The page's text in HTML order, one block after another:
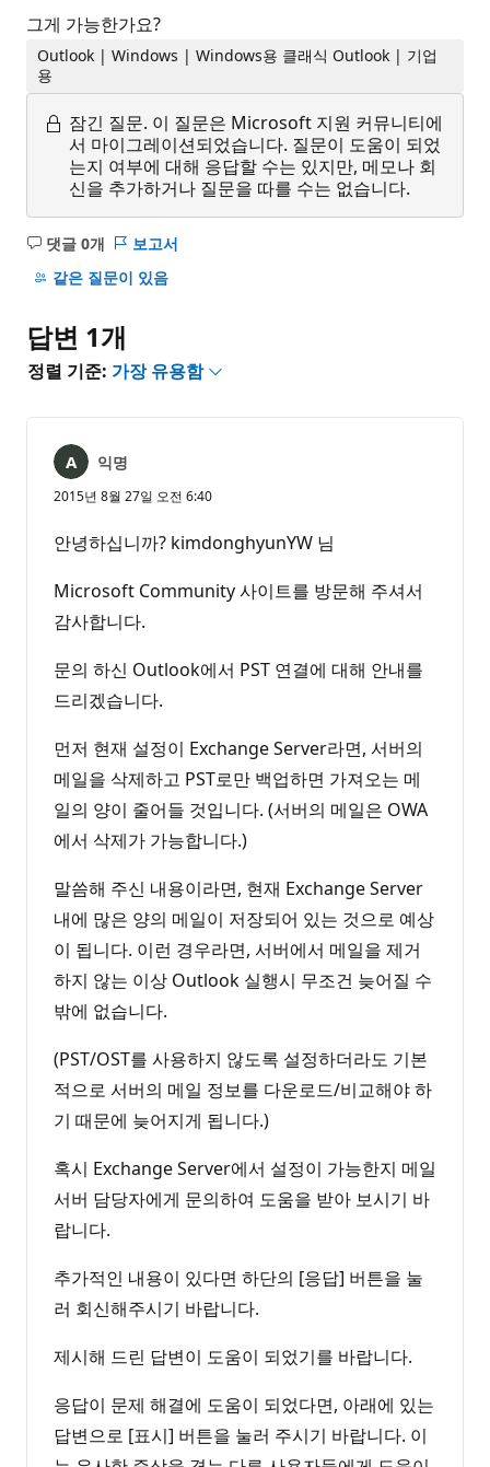
그게 가능한가요?
Outlook | Windows | Windows용 클래식 Outlook | 기업
용
잠긴 질문. 이 질문은 Microsoft 지원 커뮤니티에
서 마이그레이션되었습니다. 질문이 도움이 되었
는지 여부에 대해 응답할 수는 있지만, 메모나 회
신을 추가하거나 질문을 따를 수는 없습니다.
댓글 0개
설
명
음
보고서
같은 질문이 있음
답변 1개
정렬 기준: 가장 유용함
익명
2015년 8월 27일 오전 6:40
안녕하십니까? kimdonghyunYW 님
Microsoft Community 사이트를 방문해 주셔서
감사합니다.
문의 하신 Outlook에서 PST 연결에 대해 안내를
드리겠습니다.
먼저 현재 설정이 Exchange Server라면, 서버의
메일을 삭제하고 PST로만 백업하면 가져오는 메
일의 양이 줄어들 것입니다. (서버의 메일은 OWA
에서 삭제가 가능합니다.)
말씀해 주신 내용이라면, 현재 Exchange Server
내에 많은 양의 메일이 저장되어 있는 것으로 예상
이 됩니다. 이런 경우라면, 서버에서 메일을 제거
하지 않는 이상 Outlook 실행시 무조건 늦어질 수
밖에 없습니다.
(PST/OST를 사용하지 않도록 설정하더라도 기본
적으로 서버의 메일 정보를 다운로드/비교해야 하
기 때문에 늦어지게 됩니다.)
혹시 Exchange Server에서 설정이 가능한지 메일
서버 담당자에게 문의하여 도움을 받아 보시기 바
랍니다.
추가적인 내용이 있다면 하단의 [응답] 버튼을 눌
러 회신해주시기 바랍니다.
제시해 드린 답변이 도움이 되었기를 바랍니다.
응답이 문제 해결에 도움이 되었다면, 아래에 있는
답변으로 [표시] 버튼을 눌러 주시기 바랍니다. 이